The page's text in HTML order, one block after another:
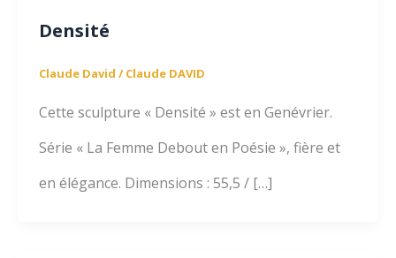
Densité
Claude David /Claude DAVID
Cette sculpture « Densité » est en Genévrier.
Série « La Femme Debout en Poésie », fière et
en élégance. Dimensions : 55,5 / […]